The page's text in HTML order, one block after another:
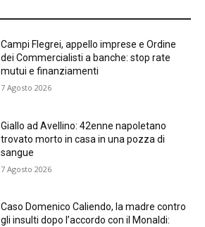
Campi Flegrei, appello imprese e Ordine
dei Commercialisti a banche: stop rate
mutui e finanziamenti
7 Agosto 2026
Giallo ad Avellino: 42enne napoletano
trovato morto in casa in una pozza di
sangue
7 Agosto 2026
Caso Domenico Caliendo, la madre contro
gli insulti dopo l’accordo con il Monaldi: